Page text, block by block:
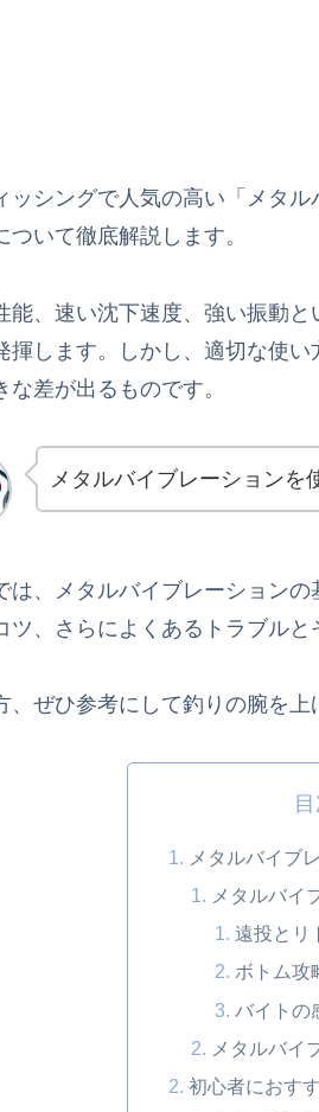
ッシングで人気の高い「メタ
ついて徹底解説します。
能、速い沈下速度、強い振動
揮します。しかし、適切な使
な差が出るものです。
メタルバイブレーションを
は、メタルバイブレーション
ツ、さらによくあるトラブル
、ぜひ参考にして釣りの腕を上
メタルバイブ
メタルバイ
遠投とリ
ボトム攻
バイトの
メタルバイ
初心者におす